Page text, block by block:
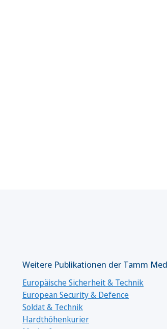
Weitere Publikationen der Tamm
Europäische Sicherheit & Technik
European Security & Defence
Soldat & Technik
Hardthöhenkurier